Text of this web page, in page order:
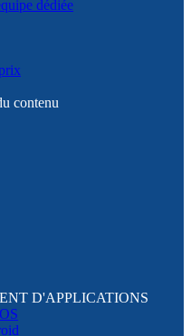
dédiée
contenu
D'APPLICATIONS